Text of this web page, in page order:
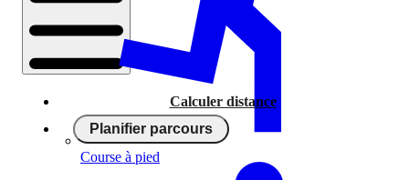
Calculer distance
Planifier parcours
Course à pied